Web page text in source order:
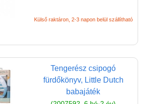
Külső raktáron, 2-3 napon belül szállítható
Tengerész csipogó
fürdőkönyv, Little Dutch
babajáték